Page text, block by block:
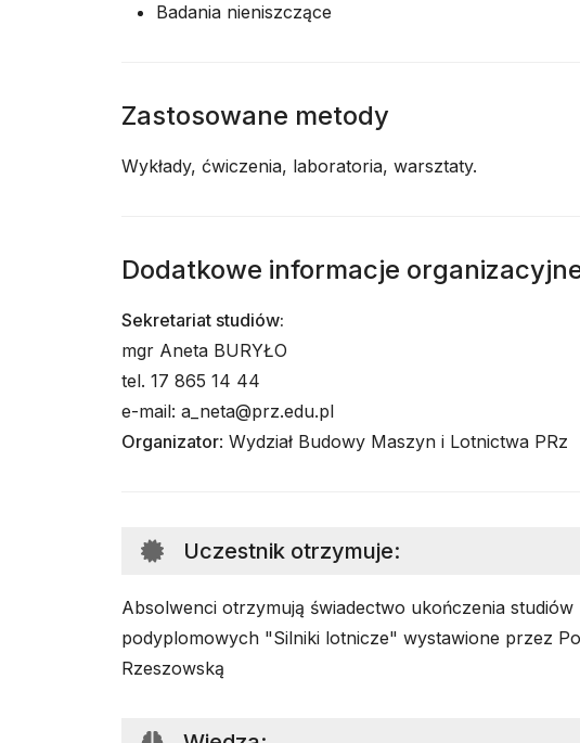
Badania nieniszczące
Zastosowane metody
Wykłady, ćwiczenia, laboratoria, warsztaty.
Dodatkowe informacje
Sekretariat studiów:
mgr Aneta BURYŁO
tel. 17 865 14 44
e-mail: a_neta@prz.edu.pl
Organizator: Wydział Budowy Maszyn i Lotnictwa PRz
Uczestnik otrzymuje:
Absolwenci otrzymują świadectwo ukończenia studiów
podyplomowych "Silniki lotnicze" wystawione przez
Rzeszowską